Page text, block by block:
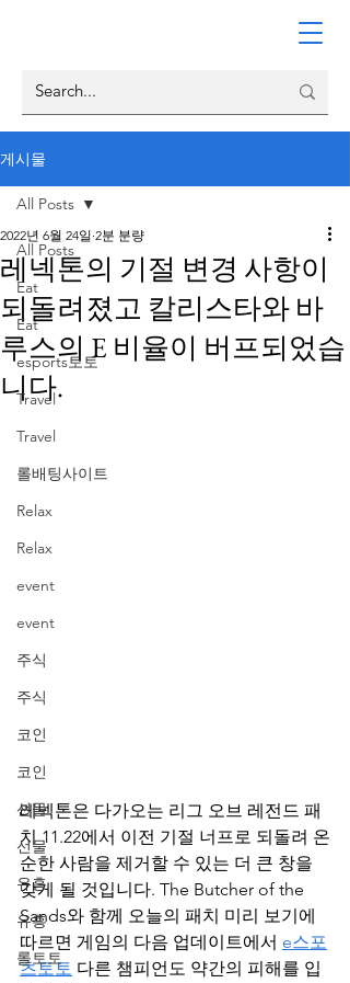
게시물
All Posts
Eat
Eat
esports토토
Travel
Travel
롤배팅사이트
Relax
Relax
event
event
주식
주식
코인
코인
선물
선물
유흥
유흥
롤토토
All Posts
레넥톤의 기절 변경 사항이
되돌려졌고 칼리스타와 바
루스의 E 비율이 버프되었습
니다.
2022년 6월 24일 2분 분량
레넥톤은 다가오는 리그 오브 레전드 패
치 11.22에서 이전 기절 너프로 되돌려 온
순한 사람을 제거할 수 있는 더 큰 창을
갖게 될 것입니다. The Butcher of the
Sands와 함께 오늘의 패치 미리 보기에
따르면 게임의 다음 업데이트에서 e스포
츠토토 다른 챔피언도 약간의 피해를 입